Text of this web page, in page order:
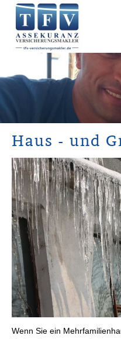
Haus - und
Wenn Sie ein